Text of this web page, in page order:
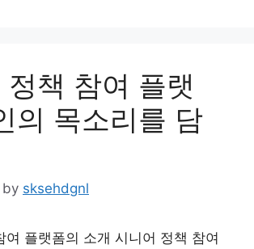
책 참여 플랫
의 목소리를 담
by sksehdgnl
여 플랫폼의 소개 시니어 정책 참여